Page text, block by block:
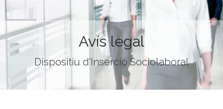
Avís legal
Dispositiu d'Inserció Sociolaboral